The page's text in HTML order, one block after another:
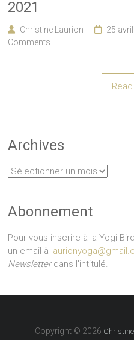
2021
Christine Laurion 25
Comments
Archives
Archives
Abonnement
Pour vous inscrire à la Yogi
un email à
Newsletterdans l'intitulé.
Copyright © 2026